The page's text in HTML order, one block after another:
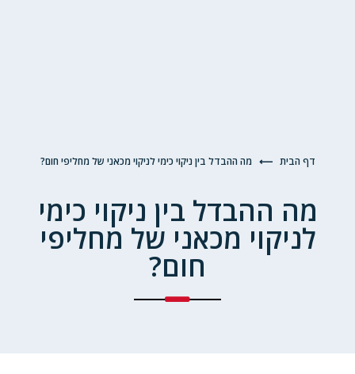
דף הבית ⟵מה ההבדל בין ניקוי כימי לניקוי מכאני של מחליפי חום?
מה ההבדל בין ניקוי כימי
לניקוי מכאני של מחליפי
חום?